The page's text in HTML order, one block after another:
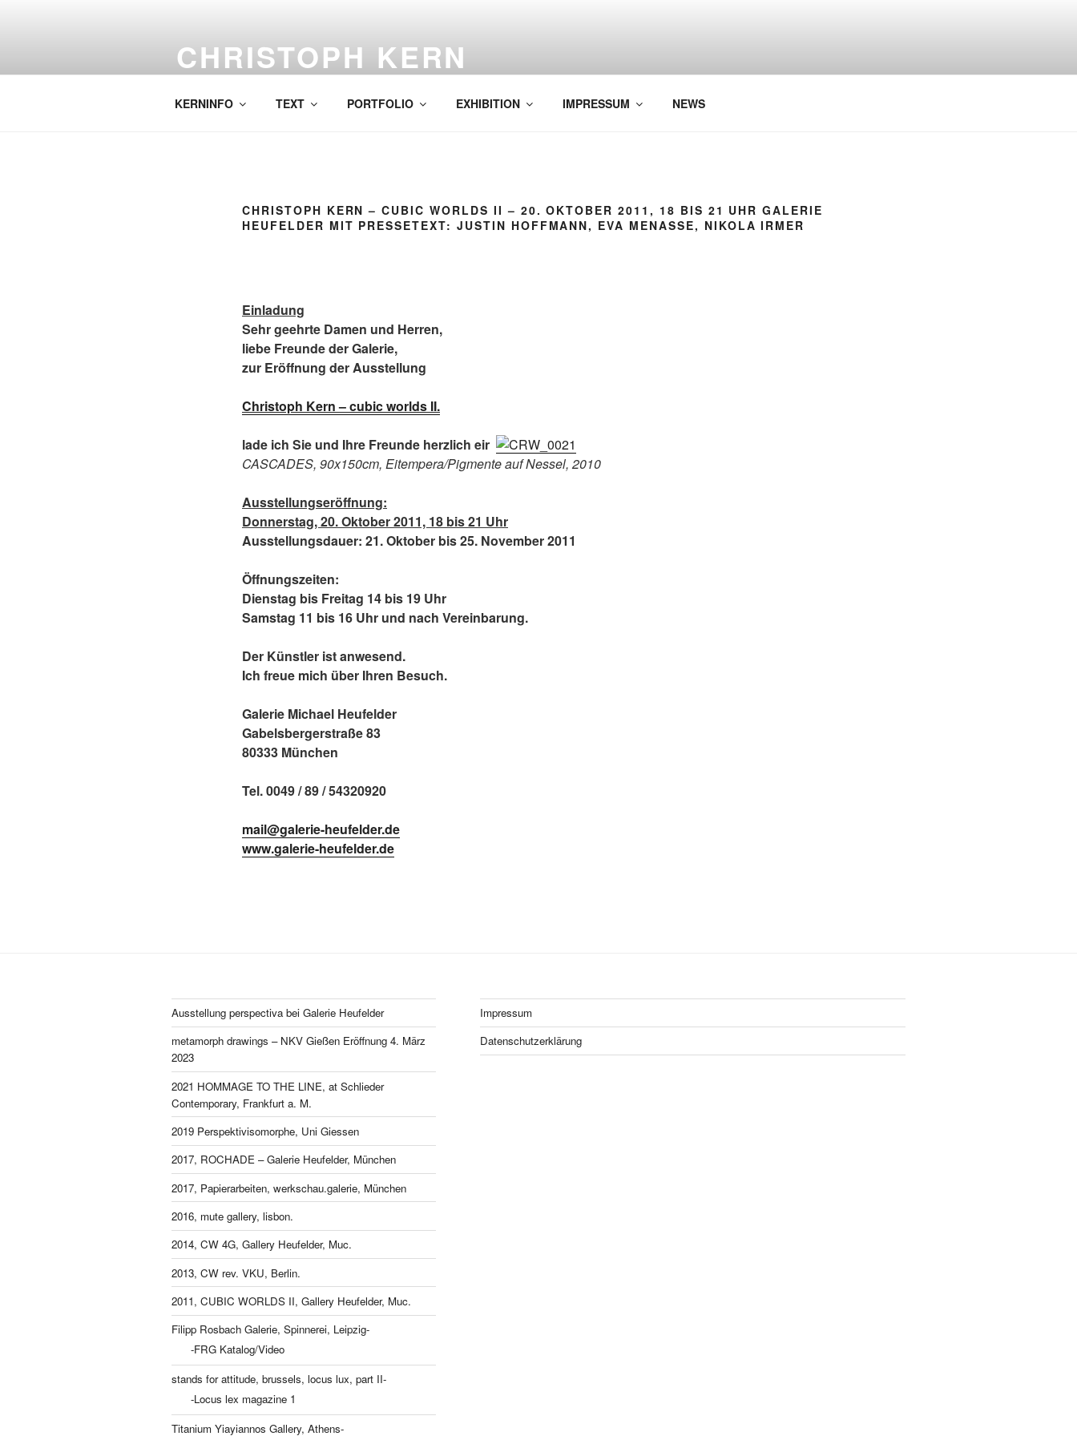
CHRISTOPH KERN
KERNINFO TEXT PORTFOLIO EXHIBITION IMPRESSUM NEWS
CHRISTOPH KERN – CUBIC WORLDS II – 20. OKTOBER 2011, 18 BIS 21 UHR GALERIE
HEUFELDER MIT PRESSETEXT: JUSTIN HOFFMANN, EVA MENASSE, NIKOLA IRMER
Einladung
Sehr geehrte Damen und Herren,
liebe Freunde der Galerie,
zur Eröffnung der Ausstellung
Christoph Kern – cubic worlds II.
lade ich Sie und Ihre Freunde herzlich ein.
CASCADES, 90x150cm, Eitempera/Pigmente auf Nessel, 2010
Ausstellungseröffnung:
Donnerstag, 20. Oktober 2011, 18 bis 21 Uhr
Ausstellungsdauer: 21. Oktober bis 25. November 2011
Öffnungszeiten:
Dienstag bis Freitag 14 bis 19 Uhr
Samstag 11 bis 16 Uhr und nach Vereinbarung.
Der Künstler ist anwesend.
Ich freue mich über Ihren Besuch.
Galerie Michael Heufelder
Gabelsbergerstraße 83
80333 München
Tel. 0049 / 89 / 54320920
mail@galerie-heufelder.de
www.galerie-heufelder.de
Ausstellung perspectiva bei Galerie Heufelder
metamorph drawings – NKV Gießen Eröffnung 4. März
2023
2021 HOMMAGE TO THE LINE, at Schlieder
Contemporary, Frankfurt a. M.
2019 Perspektivisomorphe, Uni Giessen
2017, ROCHADE – Galerie Heufelder, München
2017, Papierarbeiten, werkschau.galerie, München
2016, mute gallery, lisbon.
2014, CW 4G, Gallery Heufelder, Muc.
2013, CW rev. VKU, Berlin.
2011, CUBIC WORLDS II, Gallery Heufelder, Muc.
Filipp Rosbach Galerie, Spinnerei, Leipzig-
-FRG Katalog/Video
stands for attitude, brussels, locus lux, part II-
-Locus lex magazine 1
Titanium Yiayiannos Gallery, Athens-
Impressum
Datenschutzerklärung